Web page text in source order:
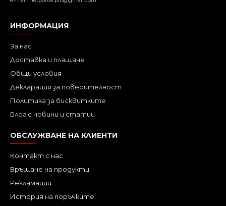
ИНФОРМАЦИЯ
За нас
Доставка и плащане
Общи условия
Декларация за поверителност
Политика за бисквитките
Блог с новини и статии
ОБСЛУЖВАНЕ НА КЛИЕНТИ
Контакт с нас
Връщане на продукти
Рекламации
История на поръчките